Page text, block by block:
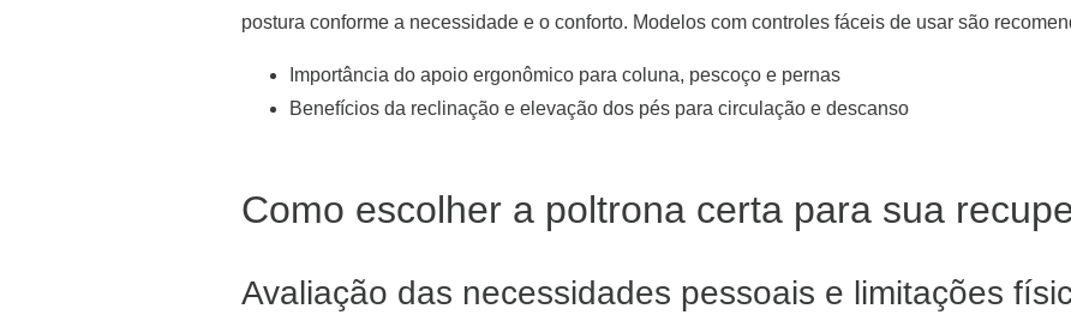
postura conforme a necessidade e o conforto. Modelos com controles fáceis de usar são
Importância do apoio ergonômico para coluna, pescoço e pernas
Benefícios da reclinação e elevação dos pés para circulação e descanso
Como escolher a poltrona certa para sua
Avaliação das necessidades pessoais e limitações